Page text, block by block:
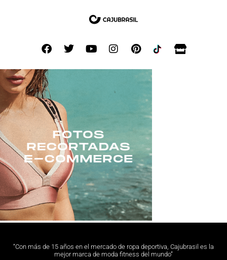
“Con más de 15 años en el mercado de ropa deportiva, Cajubrasil es la
mejor marca de moda fitness del mundo”